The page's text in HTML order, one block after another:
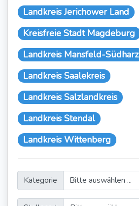
Landkreis Jerichower Land
Kreisfreie Stadt Magdeburg
Landkreis Mansfeld-Südharz
Landkreis Saalekreis
Landkreis Salzlandkreis
Landkreis Stendal
Landkreis Wittenberg
Kategorie